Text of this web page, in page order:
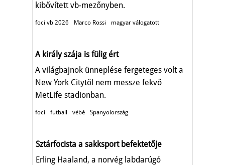
kibővített vb-mezőnyben.
foci vb 2026 Marco Rossi magyar válogatott
A király szája is fülig ért
A világbajnok ünneplése fergeteges volt a
New York Citytől nem messze fekvő
MetLife stadionban.
foci futball vébé Spanyolország
Sztárfocista a sakksport befektetője
Erling Haaland, a norvég labdarúgó